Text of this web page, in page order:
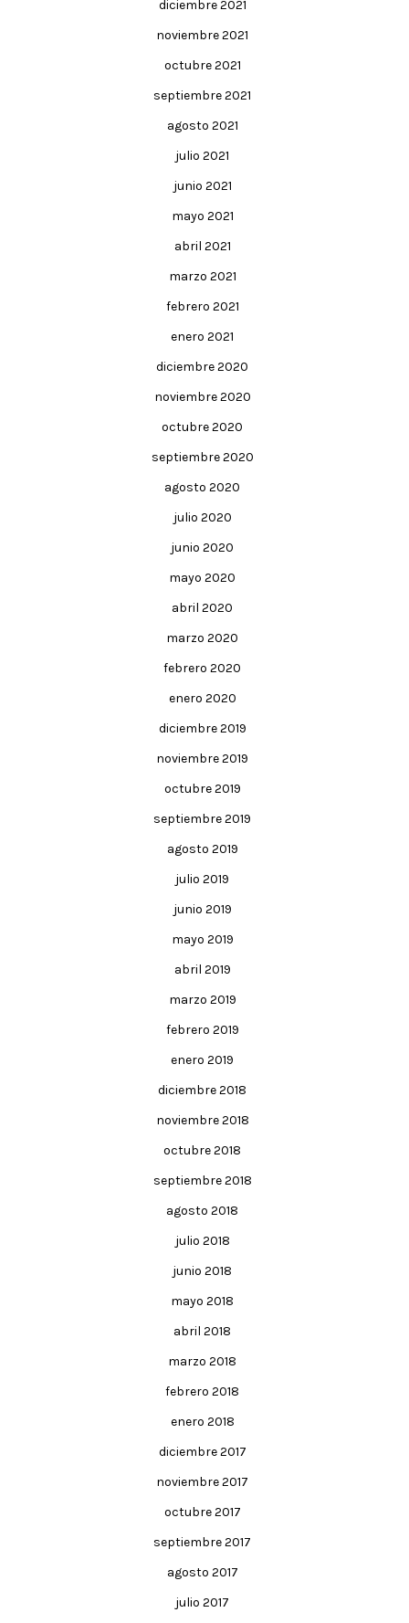
diciembre 2021
noviembre 2021
octubre 2021
septiembre 2021
agosto 2021
julio 2021
junio 2021
mayo 2021
abril 2021
marzo 2021
febrero 2021
enero 2021
diciembre 2020
noviembre 2020
octubre 2020
septiembre 2020
agosto 2020
julio 2020
junio 2020
mayo 2020
abril 2020
marzo 2020
febrero 2020
enero 2020
diciembre 2019
noviembre 2019
octubre 2019
septiembre 2019
agosto 2019
julio 2019
junio 2019
mayo 2019
abril 2019
marzo 2019
febrero 2019
enero 2019
diciembre 2018
noviembre 2018
octubre 2018
septiembre 2018
agosto 2018
julio 2018
junio 2018
mayo 2018
abril 2018
marzo 2018
febrero 2018
enero 2018
diciembre 2017
noviembre 2017
octubre 2017
septiembre 2017
agosto 2017
julio 2017